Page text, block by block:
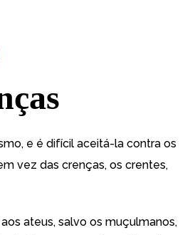
e é difícil aceitá-la contra os
vez das crenças, os crentes,
ateus, salvo os muçulmanos,